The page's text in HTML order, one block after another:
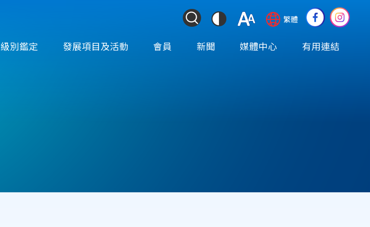
ColorContrast
Font
Language
switcher
繁體
Social
Media
(TOP)
級別鑑定 發展項目及活動 會員 新聞 媒體中心 有用連結